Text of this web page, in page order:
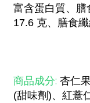
富含蛋白質、
17.6 克、膳食
商品成分: 杏仁
(甜味劑)、紅薏